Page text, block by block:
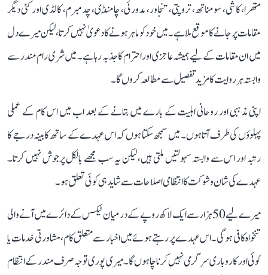
متھرا، کاشی، سومناتھ، تروپتی، تنجاور، مدورئی، چامُنڈی، چدمبرم، کالڈی اور کئی دیگر
مقامات پر جانے کا موقع ملا ہے۔ میں خود کو ماہر ہونے کا دعویٰ نہیں کرتا، لیکن میرے دل
میں ان مقامات کے لیے ہمیشہ عاجزی اور احترام کا جذبہ رہا ہے۔ میں شری رام مندر سے
وابستہ ہر روایت کا مزید تفصیل سے مطالعہ کروں گا۔
اپنی مذہبی اور روحانی اہلیت کے بارے میں بتانے کے بعد اب میں اس کام کے عملی
پہلوؤں کی طرف آتا ہوں۔ میں سمجھ سکتا ہوں کہ اس عہدے کے ساتھ کابینہ درجے کا
رتبہ اور اس سے وابستہ سہولتیں ملتی ہیں، لیکن یہ سب مجھے بالکل پرجوش نہیں کرتا۔
عہدے کی شان و شوکت کا انتظامی اصلاحات سے شاید ہی کوئی تعلق ہو۔
میرے لیے 50 ہزار سے ایک لاکھ روپے کے درمیان ٹیکس کے دائرے میں آنے والی
تنخواہ کافی ہوگی۔ اس عہدے پر رہتے ہوئے میں اخبار سے متعلق کام، مشاورتی خدمات یا
کوئی اور کاروباری سرگرمی نہیں کرنا چاہوں گا۔ میری پوری توجہ صرف مندر کے انتظام